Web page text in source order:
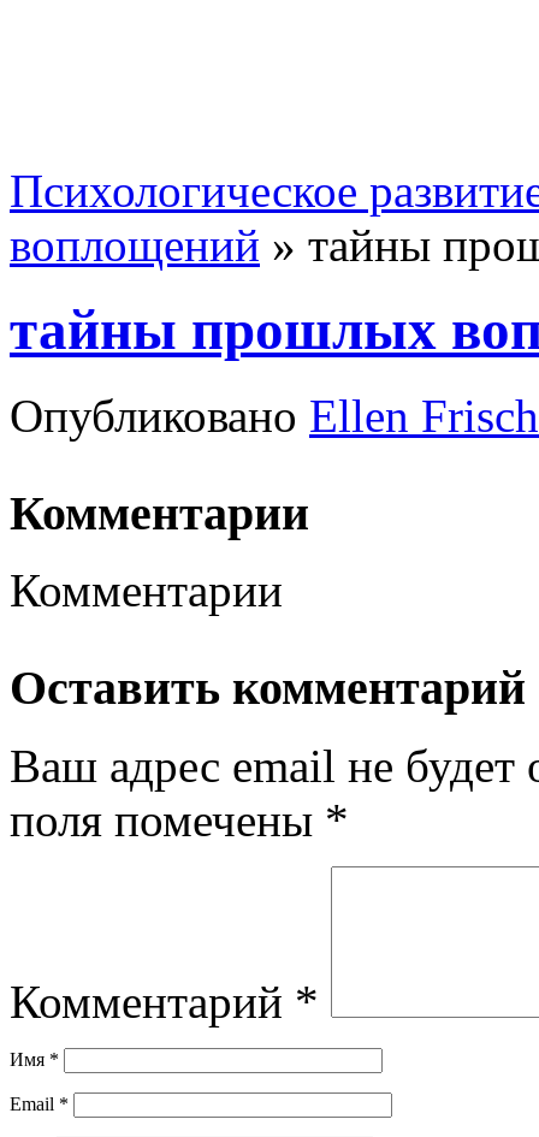
Психологическое
воплощений » тайны
тайны прошлых
Опубликовано Ellen
Комментарии
Комментарии
Оставить комментарий
Ваш адрес email не будет
поля помечены *
Комментарий *
Имя *
Email *